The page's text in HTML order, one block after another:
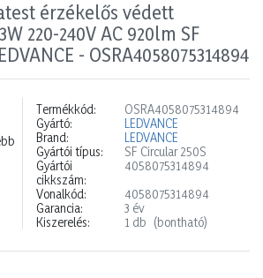
érzékelős védett
220-240V AC 920lm SF
- OSRA4058075314894
Termékkód:
OSRA4058075314894
Gyártó:
LEDVANCE
Brand:
LEDVANCE
Gyártói típus:
SF Circular 250S
Gyártói
cikkszám:
4058075314894
Vonalkód:
4058075314894
Garancia:
3 év
Kiszerelés:
1 db (bontható)